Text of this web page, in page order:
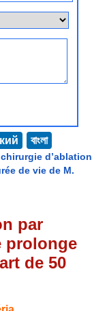
বাংলা
d’ablation
de vie de M.
par
prolonge
de 50